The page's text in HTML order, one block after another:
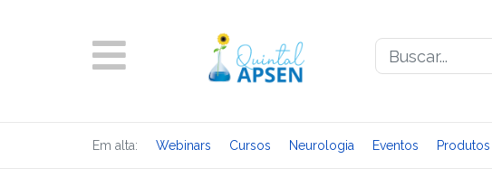
Em alta: Webinars Cursos Neurologia Eventos